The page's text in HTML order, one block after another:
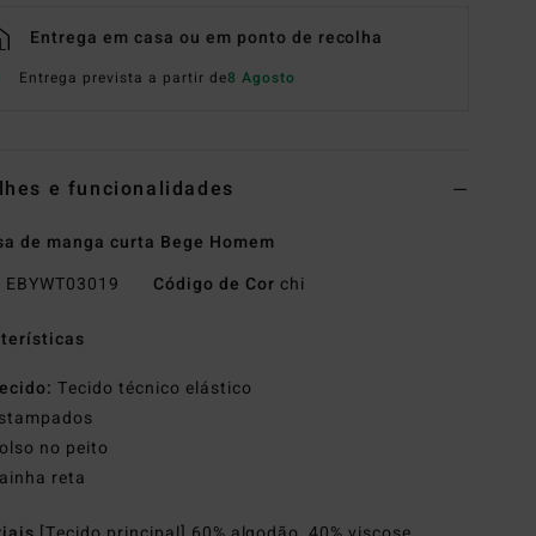
Entrega em casa ou em ponto de recolha
Entrega prevista a partir de8 Agosto
e funcionalidades
de manga curta Bege Homem
EBYWT03019 Código de Cor chi
Tecido técnico elástico
no peito
reta